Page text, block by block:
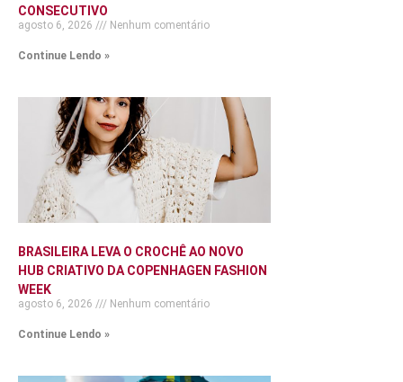
CONSECUTIVO
agosto 6, 2026 Nenhum comentário
Continue Lendo »
BRASILEIRA LEVA O CROCHÊ AO NOVO
HUB CRIATIVO DA COPENHAGEN FASHION
WEEK
agosto 6, 2026 Nenhum comentário
Continue Lendo »